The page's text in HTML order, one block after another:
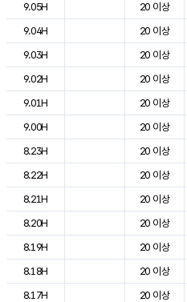
9.05H
20 이상
9.04H
20 이상
9.03H
20 이상
9.02H
20 이상
9.01H
20 이상
9.00H
20 이상
8.23H
20 이상
8.22H
20 이상
8.21H
20 이상
8.20H
20 이상
8.19H
20 이상
8.18H
20 이상
8.17H
20 이상